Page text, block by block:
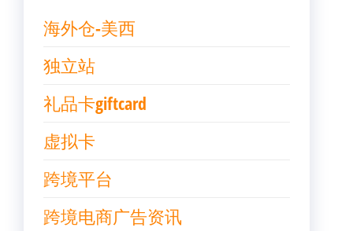
海外仓-美西
独立站
礼品卡giftcard
虚拟卡
跨境平台
跨境电商广告资讯